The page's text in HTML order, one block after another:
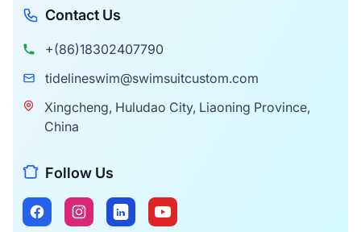
Contact Us
+(86)18302407790
tidelineswim@swimsuitcustom.com
Xingcheng, Huludao City, Liaoning Province,
China
Follow Us